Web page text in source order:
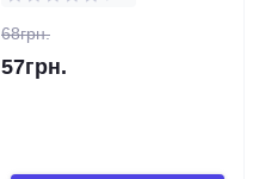
68грн.
57грн.